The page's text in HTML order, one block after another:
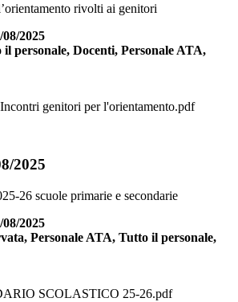
rivolti ai genitori
08/2025
il personale, Docenti, Personale ATA,
genitori per l'orientamento.pdf
2025
26 scuole primarie e secondarie
08/2025
Personale ATA, Tutto il personale,
SCOLASTICO 25-26.pdf